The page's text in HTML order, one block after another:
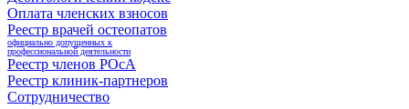
Оплата членских взносов
Реестр врачей остеопатов
официально допущенных к
профессиональной деятельности
Реестр членов РОсА
Реестр клиник-партнеров
Сотрудничество